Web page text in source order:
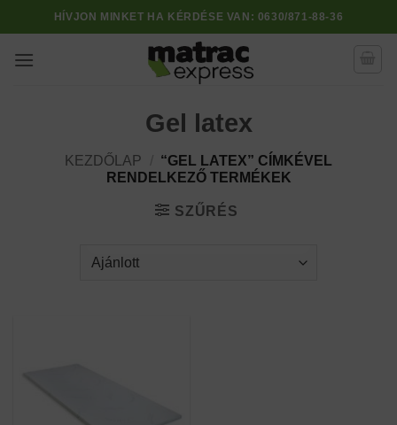
to
content
HÍVJON MINKET HA KÉRDÉSE VAN: 0630/871-88-36
Gel latex
KEZDŐLAP
“GEL LATEX” CÍMKÉVEL
RENDELKEZŐ TERMÉKEK
SZŰRÉS